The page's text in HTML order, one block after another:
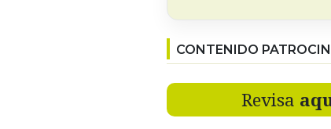
CONTENIDO
Revisa